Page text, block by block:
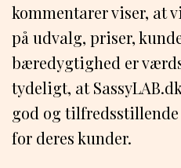
kommentarer viser, at
på udvalg, priser,
bæredygtighed er
tydeligt, at
god og
for deres kunder.